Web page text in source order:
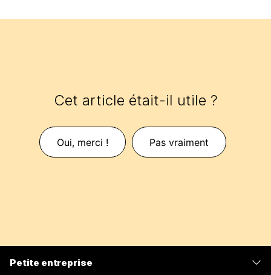
Cet article était-il utile ?
Oui, merci ! Pas vraiment
Petite entreprise